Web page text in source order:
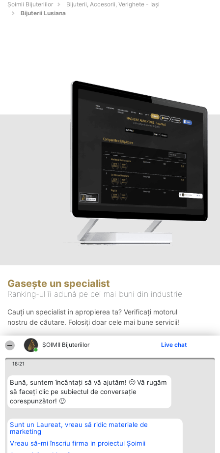
ŞOIMII Bijuteriilor Live chat
18:21
Bună, suntem încântați să vă ajutăm! 🙂 Vă rugăm
să faceți clic pe subiectul de conversație
corespunzător! 🙂
Sunt un Laureat, vreau să ridic materiale de
marketing
Vreau să-mi înscriu firma in proiectul Șoimii
Şoimii Bijuteriilor
Bijuterii, Accesorii, Verighete - Iaşi
Bijuterii Lusiana
Gasește un specialist
Ranking-ul îi adună pe cei mai buni din industrie
Cauți un specialist in apropierea ta? Verificați motorul
nostru de căutare. Folosiți doar cele mai bune servicii!
Organizator Ranking
BRIGHT SOLUTIONS BR SRL
Aleea Timisul De Sus 2 Bl. A30
Sc. A Et. 4 Ap. 13 Cod 061952
Plebiscyt
Lista Tuturor
Laureaților
Contact